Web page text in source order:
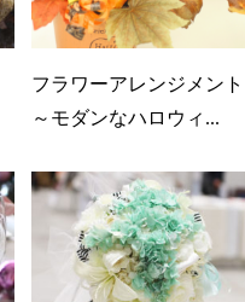
フラワーアレンジメント
～モダンなハロウィ...